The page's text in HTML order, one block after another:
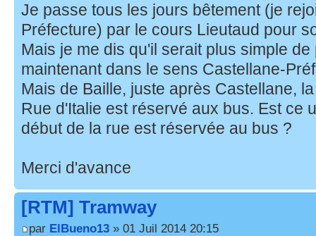
Je passe tous les jours bêtement (je
Préfecture) par le cours Lieutaud pour
Mais je me dis qu'il serait plus simple
maintenant dans le sens Castellane-
Mais de Baille, juste après Castellane,
Rue d'Italie est réservé aux bus. Est ce
début de la rue est réservée au bus ?
Merci d'avance
[RTM] Tramway
par ElBueno13 » 01 Juil 2014 20:15